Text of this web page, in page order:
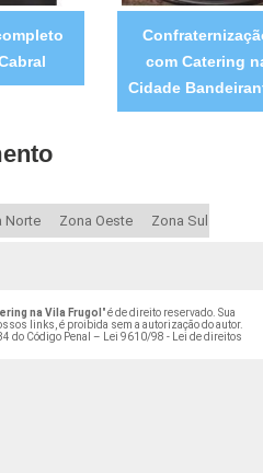
com Catering
Cidade
Norte Zona Oeste Zona Sul
na Vila Frugol " é de direito reservado. Sua
links, é proibida sem a autorização do autor.
do Código Penal –
Lei 9610/98 - Lei de direitos